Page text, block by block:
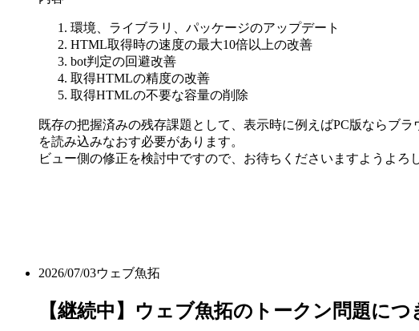
環境、ライブラリ、パッケージのアップデート
HTML取得時の速度の最大10倍以上の改善
bot判定の回避改善
取得HTMLの精度の改善
取得HTMLの不要な容量の削除
既存の把握済みの残存課題として、表示時に例えばPC版ならブ
を読み込みなおす必要があります。
ビュー側の修正を検討中ですので、お待ちくださいますようよろ
2026/07/03ウェブ魚拓
【継続中】ウェブ魚拓のトークン問題につ